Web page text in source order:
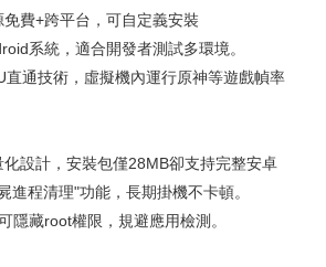
費+跨平台，可自定義安裝
系統，適合開發者測試多環境。
通技術，虛擬機內運行原神等遊戲幀率
計，安裝包僅28MB卻支持完整安卓
進程清理"功能，長期掛機不卡頓。
藏root權限，規避應用檢測。